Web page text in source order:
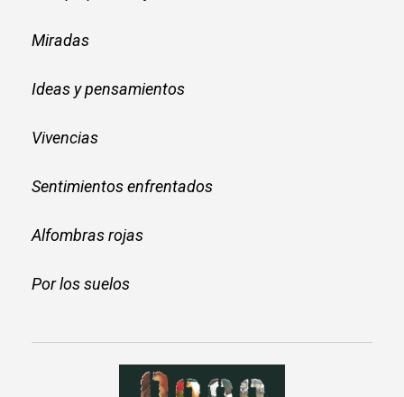
Miradas
Ideas y pensamientos
Vivencias
Sentimientos enfrentados
Alfombras rojas
Por los suelos